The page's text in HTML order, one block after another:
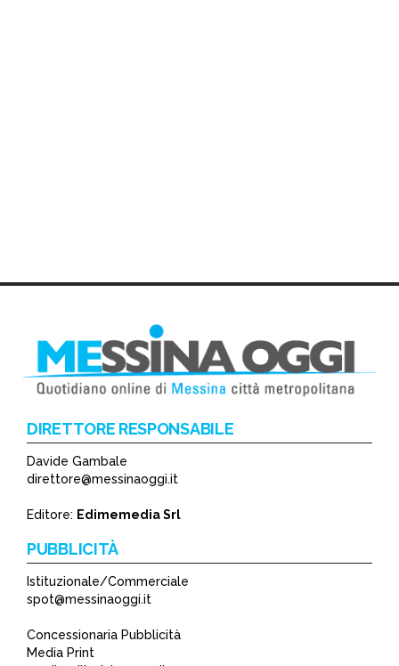
DIRETTORE RESPONSABILE
Davide Gambale
direttore@messinaoggi.it
Editore: Edimemedia Srl
PUBBLICITÀ
Istituzionale/Commerciale
spot@messinaoggi.it
Concessionaria Pubblicità
Media Print